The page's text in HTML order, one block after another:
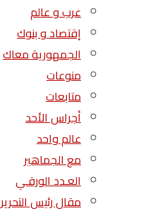
عرب و عالم
إقتصاد و بنوك
الجمهورية معاك
منوعات
متابعات
أجراس الأحد
عالم واحد
مع الجماهير
العـدد الورقـي
مقال رئيس التحرير